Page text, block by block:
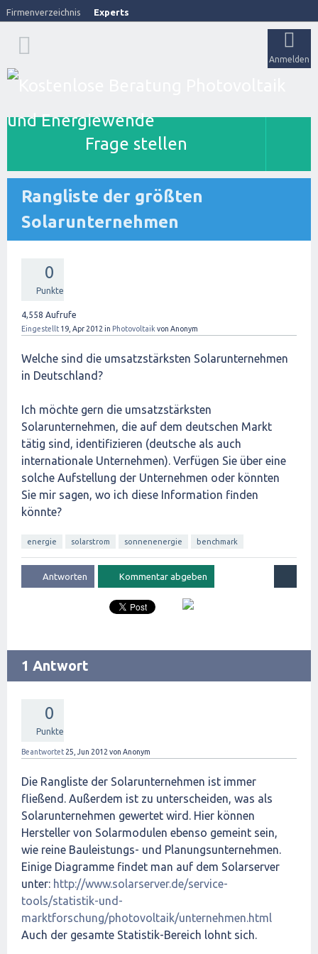
Firmenverzeichnis Experts
Anmelden
Frage stellen
Rangliste der größten
Solarunternehmen
0
Punkte
4,558 Aufrufe
Eingestellt 19, Apr 2012 in Photovoltaik von Anonym
Welche sind die umsatzstärksten Solarunternehmen
in Deutschland?
Ich möchte gern die umsatzstärksten
Solarunternehmen, die auf dem deutschen Markt
tätig sind, identifizieren (deutsche als auch
internationale Unternehmen). Verfügen Sie über eine
solche Aufstellung der Unternehmen oder könnten
Sie mir sagen, wo ich diese Information finden
könnte?
energie solarstrom sonnenenergie benchmark
1 Antwort
0
Punkte
Beantwortet 25, Jun 2012 von Anonym
Die Rangliste der Solarunternehmen ist immer
fließend. Außerdem ist zu unterscheiden, was als
Solarunternehmen gewertet wird. Hier können
Hersteller von Solarmodulen ebenso gemeint sein,
wie reine Bauleistungs- und Planungsunternehmen.
Einige Diagramme findet man auf dem Solarserver
unter: http://www.solarserver.de/service-
tools/statistik-und-
marktforschung/photovoltaik/unternehmen.html
Auch der gesamte Statistik-Bereich lohnt sich.